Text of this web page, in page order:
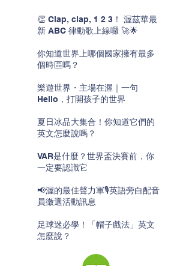
👏 Clap, clap, 1 2 3！ 渥茲華最
新 ABC 律動歌上線囉 🚀🌟
你知道世界上哪個國家擁有最多
個時區嗎？
樂遊世界・主場在渥｜一句
Hello，打開孩子的世界
夏日冰品大集合！你知道它們的
英文怎麼說嗎？
VAR是什麼？世界盃決賽前，你
一定要認識它
📢渥的最佳聲力軍🎙️英語旁白配音
員徵選活動訊息
足球迷必學！「帽子戲法」英文
怎麼說？